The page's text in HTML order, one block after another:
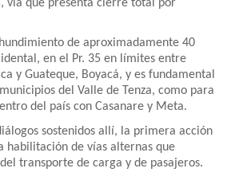
vía que presenta cierre total por
de aproximadamente 40
en el Pr. 35 en límites entre
y Guateque, Boyacá, y es fundamental
del Valle de Tenza, como para
del país con Casanare y Meta.
sostenidos allí, la primera acción
habilitación de vías alternas que
transporte de carga y de pasajeros.